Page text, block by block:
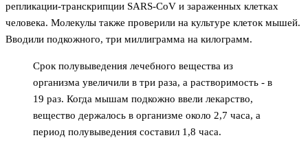
репликации-транскрипции SARS-CoV и зараженных клетках
человека. Молекулы также проверили на культуре клеток мышей.
Вводили подкожного, три миллиграмма на килограмм.
Срок полувыведения лечебного вещества из
организма увеличили в три раза, а растворимость - в
19 раз. Когда мышам подкожно ввели лекарство,
вещество держалось в организме около 2,7 часа, а
период полувыведения составил 1,8 часа.